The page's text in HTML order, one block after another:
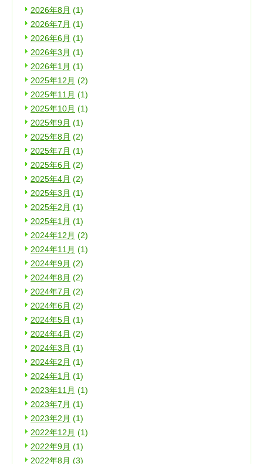
2026年8月 (1)
2026年7月 (1)
2026年6月 (1)
2026年3月 (1)
2026年1月 (1)
2025年12月 (2)
2025年11月 (1)
2025年10月 (1)
2025年9月 (1)
2025年8月 (2)
2025年7月 (1)
2025年6月 (2)
2025年4月 (2)
2025年3月 (1)
2025年2月 (1)
2025年1月 (1)
2024年12月 (2)
2024年11月 (1)
2024年9月 (2)
2024年8月 (2)
2024年7月 (2)
2024年6月 (2)
2024年5月 (1)
2024年4月 (2)
2024年3月 (1)
2024年2月 (1)
2024年1月 (1)
2023年11月 (1)
2023年7月 (1)
2023年2月 (1)
2022年12月 (1)
2022年9月 (1)
2022年8月 (3)